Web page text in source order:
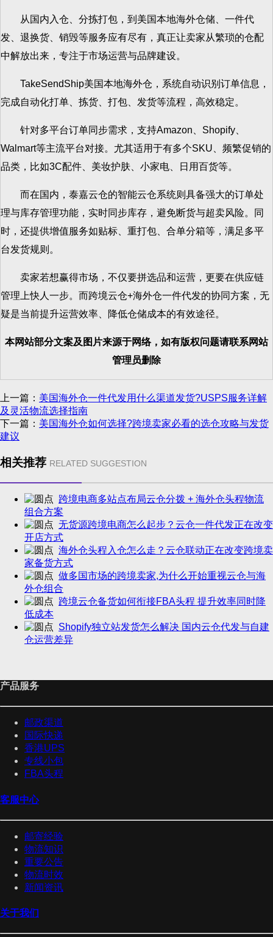
从国内入仓、分拣打包，到美国本地海外仓储、一件代
发、退换货、销毁等服务应有尽有，真正让卖家从繁琐的仓配
中解放出来，专注于市场运营与品牌建设。
TakeSendShip美国本地海外仓，系统自动识别订单信息，
完成自动化打单、拣货、打包、发货等流程，高效稳定。
针对多平台订单同步需求，支持Amazon、Shopify、
Walmart等主流平台对接。尤其适用于有多个SKU、频繁促销的
品类，比如3C配件、美妆护肤、小家电、日用百货等。
而在国内，泰嘉云仓的智能云仓系统则具备强大的订单处
理与库存管理功能，实时同步库存，避免断货与超卖风险。同
时，还提供增值服务如贴标、重打包、合单分箱等，满足多平
台发货规则。
卖家若想赢得市场，不仅要拼选品和运营，更要在供应链
管理上快人一步。而跨境云仓+海外仓一件代发的协同方案，无
疑是当前提升运营效率、降低仓储成本的有效途径。
本网站部分文案及图片来源于网络，如有版权问题请联系网站
管理员删除
上一篇： 美国海外仓一件代发用什么渠道发货?USPS服务详解
及灵活物流选择指南
下一篇： 美国海外仓如何选择?跨境卖家必看的选仓攻略与发货
建议
相关推荐 RELATED SUGGESTION
跨境电商多站点布局云仓分拨 + 海外仓头程物流
组合方案
无货源跨境电商怎么起步？云仓一件代发正在改变
开店方式
海外仓头程入仓怎么走？云仓联动正在改变跨境卖
家备货方式
做多国市场的跨境卖家,为什么开始重视云仓与海
外仓组合
跨境云仓备货如何衔接FBA头程 提升效率同时降
低成本
Shopify独立站发货怎么解决 国内云仓代发与自建
仓运营差异
产品服务
邮政渠道
国际快递
香港UPS
专线小包
FBA头程
客服中心
邮寄经验
物流知识
重要公告
物流时效
新闻资讯
关于我们